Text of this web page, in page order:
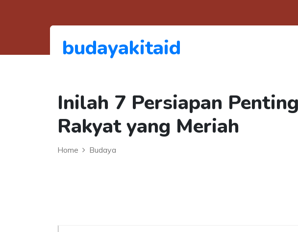
budayakitaid
Inilah 7 Persiapan
Rakyat yang Meriah
Home Budaya